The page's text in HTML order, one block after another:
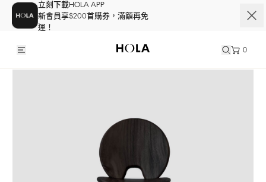
立刻下載HOLA APP
新會員享$200首購券，滿額再免
運！
0